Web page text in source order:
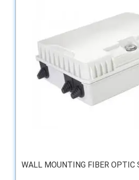
WALL MOUNTING FIBER OPTIC